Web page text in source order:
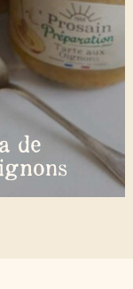
de